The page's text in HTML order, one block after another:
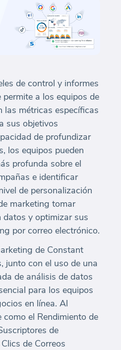
de control y informes
a los equipos de
las métricas específicas
sus objetivos
de profundizar
los equipos pueden
profunda sobre el
e identificar
de personalización
marketing tomar
datos y optimizar sus
por correo electrónico.
de Constant
junto con el uso de una
de análisis de datos
para los equipos
en línea. Al
el Rendimiento de
de
de Correos